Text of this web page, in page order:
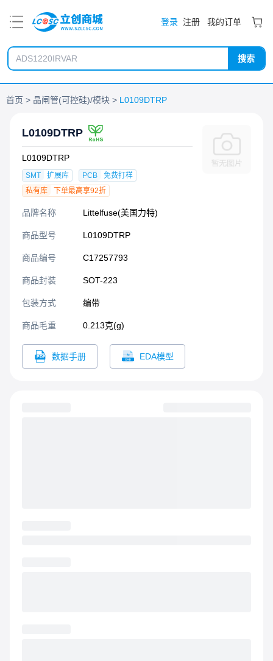
登录 注册 我的订单
搜索
首页 晶闸管(可控硅)/模块 L0109DTRP
L0109DTRP
L0109DTRP
SMT 扩展库 PCB
免费打样
私有库
下单最高享92折
品牌名称 Littelfuse(美国力特)
商品型号 L0109DTRP
商品编号 C17257793
商品封装 SOT-223​
包装方式 编带
商品毛重 0.213克(g)
数据手册 EDA模型